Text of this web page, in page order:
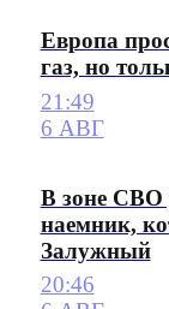
Европа
газ, но
21:49
6 АВГ
В зоне СВО
наемник,
Залужный
20:46